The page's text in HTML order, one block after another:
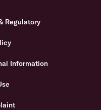
Regulatory
Information